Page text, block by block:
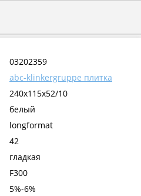
03202359
abc-klinkergruppe плитка
240x115x52/10
белый
longformat
42
гладкая
F300
5%-6%